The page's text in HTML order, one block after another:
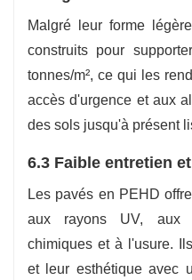
Malgré leur forme
construits pour
tonnes/m², ce qui les
accès d'urgence et aux
des sols jusqu'à présent
6.3 Faible entretien
Les pavés en PEHD
aux rayons UV, aux
chimiques et à l'usure.
et leur esthétique avec